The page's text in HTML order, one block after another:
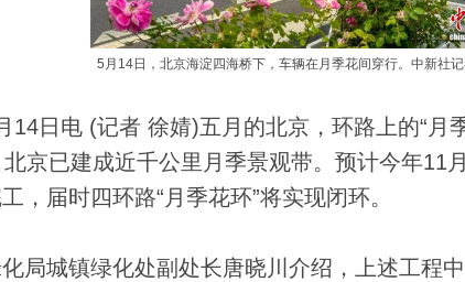
5月14日，北京海淀四海桥下，车辆在月季花间穿行。中新社
日电 (记者 徐婧)五月的北京，环路上的“月
京已建成近千公里月季景观带。预计今年11
，届时四环路“月季花环”将实现闭环。
城镇绿化处副处长唐晓川介绍，上述工程